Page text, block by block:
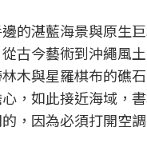
的湛藍海景與原生
古今藝術到沖繩風
木與星羅棋布的礁
，如此接近海域，
，因為必須打開空